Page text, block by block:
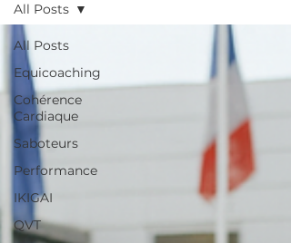
All Posts
Equicoaching
Cohérence
Cardiaque
Saboteurs
Performance
IKIGAI
QVT
All Posts